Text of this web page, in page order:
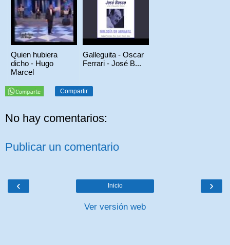
Quien hubiera
dicho - Hugo
Marcel
Galleguita - Oscar
Ferrari - José B...
Compartir
No hay comentarios:
Publicar un comentario
‹ ›
Inicio
Ver versión web